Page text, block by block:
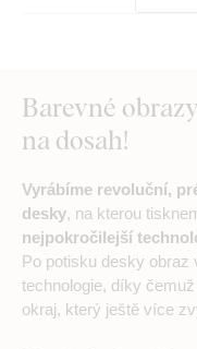
Barevné
na dosah!
Vyrábíme revoluční,
desky, na kterou
nejpokročilejší
Po potisku desky
technologie, díky
okraj, který ještě více